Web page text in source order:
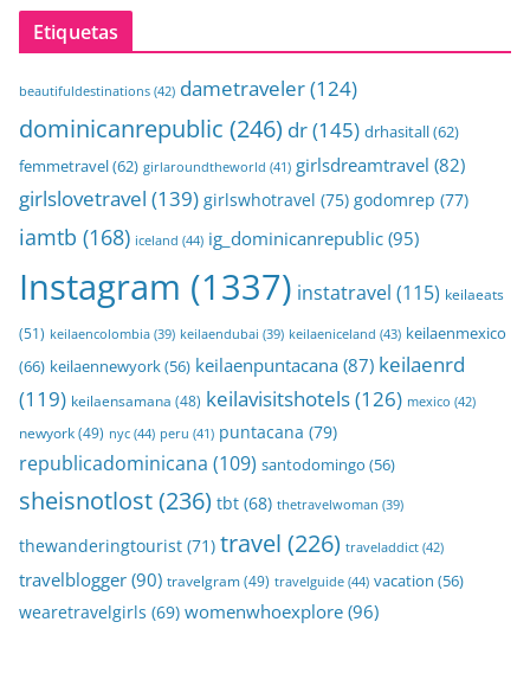
Etiquetas
beautifuldestinations (42) dametraveler(124)
dominicanrepublic (246) dr(145) drhasitall(62)
femmetravel(62) girlaroundtheworld (41) girlsdreamtravel (82)
girlslovetravel (139) girlswhotravel (75) godomrep (77)
iamtb (168) iceland (44) ig_dominicanrepublic (95)
Instagram (1337) instatravel (115) keilaeats
(51) keilaencolombia (39) keilaendubai (39) keilaeniceland (43) keilaenmexico
(66) keilaennewyork(56) keilaenpuntacana (87) keilaenrd
(119) keilaensamana (48) keilavisitshotels(126) mexico (42)
newyork(49) nyc (44) peru (41) puntacana (79)
republicadominicana (109) santodomingo (56)
sheisnotlost(236) tbt (68) thetravelwoman (39)
thewanderingtourist (71) travel (226) traveladdict (42)
travelblogger (90) travelgram(49) travelguide (44) vacation (56)
wearetravelgirls (69) womenwhoexplore(96)